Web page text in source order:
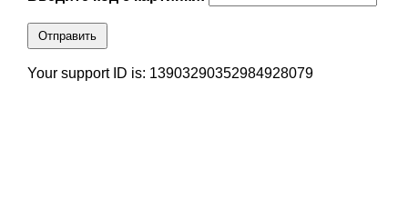
Отправить
Your support ID is: 13903290352984928079